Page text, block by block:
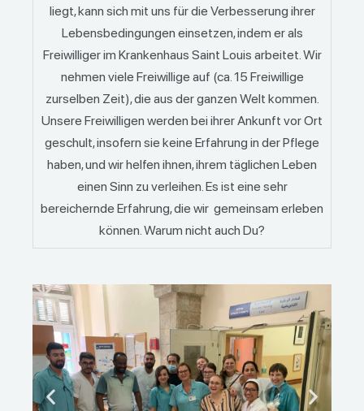
liegt, kann sich mit uns für die Verbesserung ihrer
Lebensbedingungen einsetzen, indem er als
Freiwilliger im Krankenhaus Saint Louis arbeitet. Wir
nehmen viele Freiwillige auf (ca. 15 Freiwillige
zurselben Zeit), die aus der ganzen Welt kommen.
Unsere Freiwilligen werden bei ihrer Ankunft vor Ort
geschult, insofern sie keine Erfahrung in der Pflege
haben, und wir helfen ihnen, ihrem täglichen Leben
einen Sinn zu verleihen. Es ist eine sehr
bereichernde Erfahrung, die wir gemeinsam erleben
können. Warum nicht auch Du?